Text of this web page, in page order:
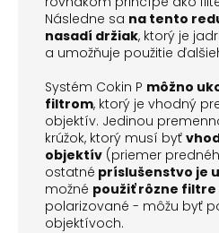
Následne sa na tento
nasadí držiak, ktorý je
a umožňuje použitie
Systém Cokin P môžno
filtrom, ktorý je vhodný
objektív. Jedinou
krúžok, ktorý musí byť
objektív (priemer
ostatné príslušenstvo je
možné použiť rôzne filtre
polarizované - môžu byť
objektívoch.